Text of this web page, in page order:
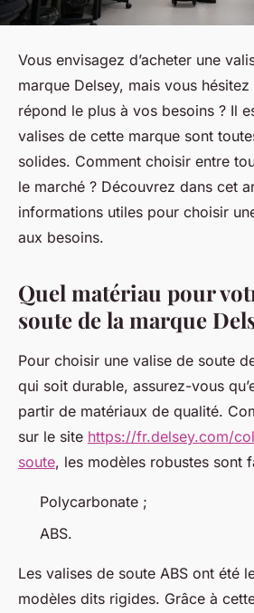
Vous envisagez d’acheter une
marque Delsey, mais vous
répond le plus à vos besoins ? Il
valises de cette marque sont
solides. Comment choisir entre
le marché ? Découvrez dans cet
informations utiles pour choisir
aux besoins.
Quel matériau pour
soute de la marque
Pour choisir une valise de soute
qui soit durable, assurez-vous
partir de matériaux de qualité.
sur le site https://fr.delsey.com/
soute, les modèles robustes sont
Polycarbonate ;
ABS.
Les valises de soute ABS ont été
modèles dits rigides. Grâce à